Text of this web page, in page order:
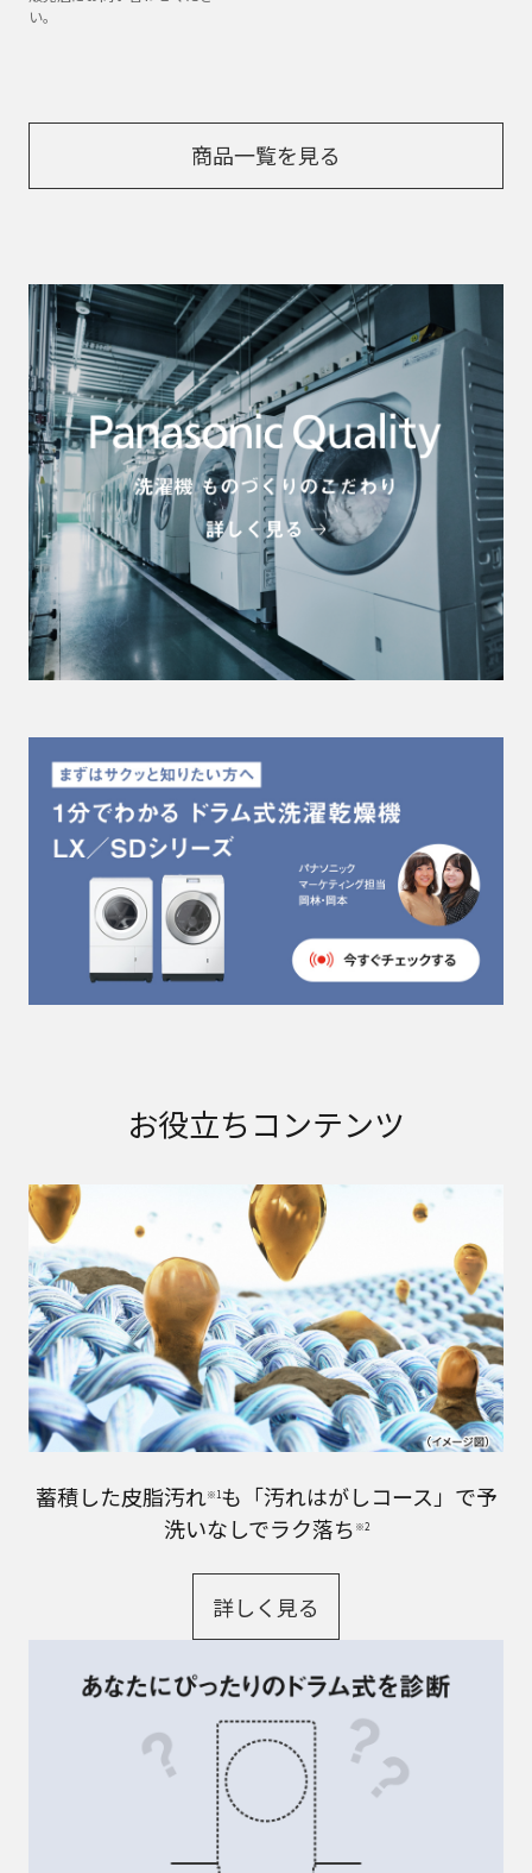
い。
商品一覧を見る
お役立ちコンテンツ
蓄積した皮脂汚れ※1も「汚れはがしコース」で予
洗いなしでラク落ち ※2
詳しく見る